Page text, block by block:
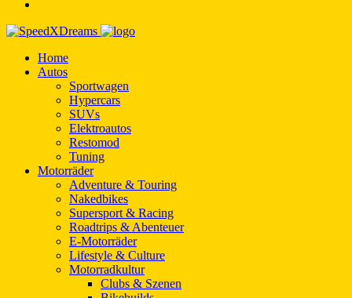
Home
Autos
Sportwagen
Hypercars
SUVs
Elektroautos
Restomod
Tuning
Motorräder
Adventure & Touring
Nakedbikes
Supersport & Racing
Roadtrips & Abenteuer
E-Motorräder
Lifestyle & Culture
Motorradkultur
Clubs & Szenen